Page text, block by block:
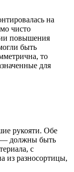
на
чисто
повышения
быть
то
для
рукояти. Обе
— должны быть
с
из разносортицы,